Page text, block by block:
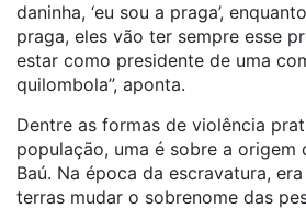
daninha, ‘eu sou a praga’,
praga, eles vão ter sempre esse
estar como presidente de uma
quilombola”, aponta.
Dentre as formas de violência
população, uma é sobre a origem
Baú. Na época da escravatura,
terras mudar o sobrenome das